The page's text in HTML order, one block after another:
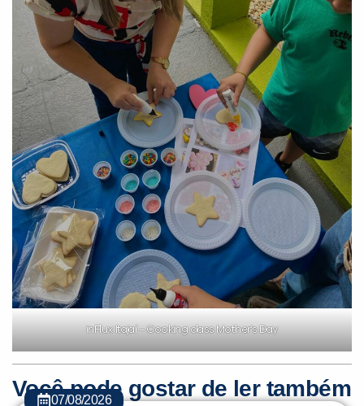
inFlux Itajaí – Cooking class Mother’s Day
Você pode gostar de ler também
07/08/2026